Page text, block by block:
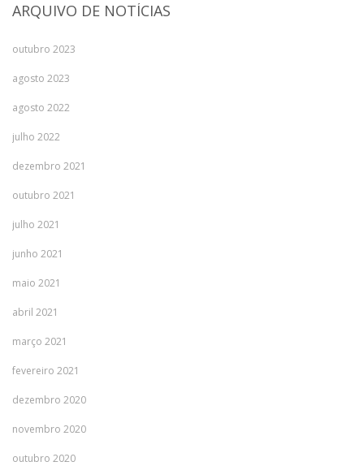
ARQUIVO DE NOTÍCIAS
outubro 2023
agosto 2023
agosto 2022
julho 2022
dezembro 2021
outubro 2021
julho 2021
junho 2021
maio 2021
abril 2021
março 2021
fevereiro 2021
dezembro 2020
novembro 2020
outubro 2020